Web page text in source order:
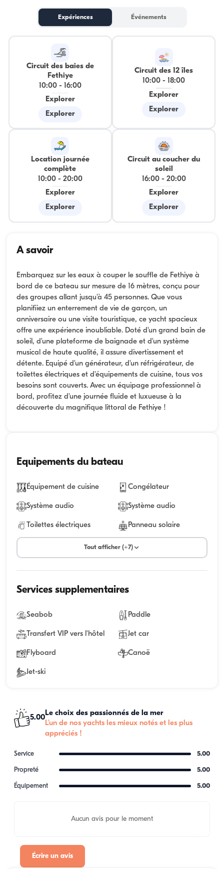
Expériences Événements
Circuit des baies de
Fethiye
10:00-
16:00
Explorer
Explorer
Circuit des 12 îles
10:00 - 18:00
Explorer
Explorer
Location journée
complète
10:00- 20:00
Explorer
Explorer
Circuit au coucher du
soleil
16:00- 20:00
Explorer
Explorer
A savoir
Embarquez sur les eaux à couper le souffle de Fethiye à
bord de ce bateau sur mesure de 16 mètres, conçu pour
des groupes allant jusqu'à 45 personnes. Que vous
planifiiez un enterrement de vie de garçon, un
anniversaire ou une visite touristique, ce yacht spacieux
offre une expérience inoubliable. Doté d'un grand bain de
soleil, d'une plateforme de baignade et d'un système
musical de haute qualité, il assure divertissement et
détente. Equipé d'un générateur, d'un réfrigérateur, de
toilettes électriques et d'équipements de cuisine, tous vos
besoins sont couverts. Avec un équipage professionnel à
bord, profitez d'une journée fluide et luxueuse à la
découverte du magnifique littoral de Fethiye !
Equipements du bateau
Équipement de cuisine Congélateur
Système audio Système audio
Toilettes électriques Panneau solaire
Tout afficher (+7)
Services supplementaires
Seabob Paddle
Transfert VIP vers l'hôtel Jet car
Flyboard Canoë
Jet-ski
5.00
Le choix des passionnés de la mer
L'un de nos yachts les mieux notés et les plus
appréciés !
Service 5.00
Propreté 5.00
Équipement 5.00
Aucun avis pour le moment
Écrire un avis